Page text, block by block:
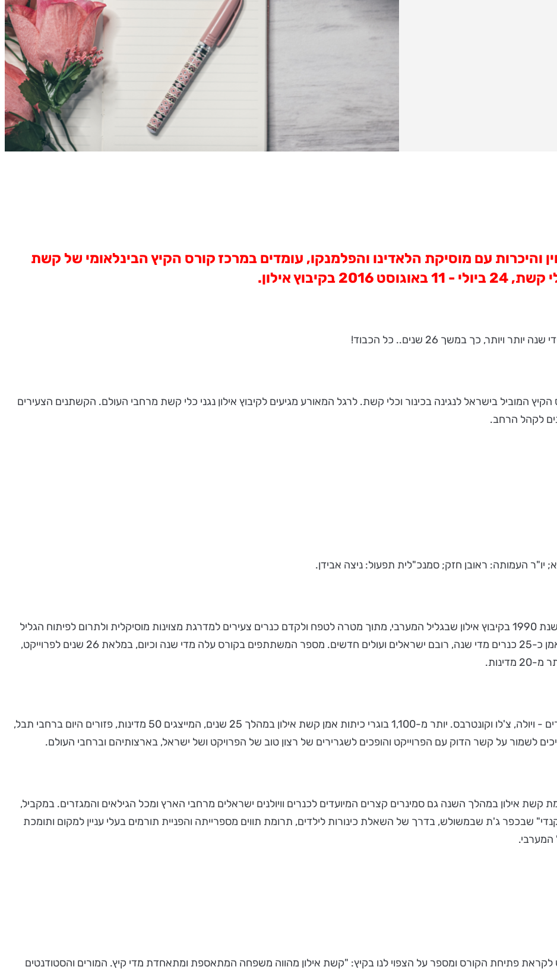
מנוחין והיכרות עם מוסיקת הלאדינו והפלמנקו, עומדים במרכז קורס הקיץ הבינלאומי של קשת
אילון.
כך במשך 26 שנים.. כל הכבוד!
המוביל בישראל לנגינה בכינור וכלי קשת. לרגל המאורע מגיעים לקיבוץ אילון נגני כלי קשת מרחבי העולם. הקשתנים הצעירים
לקהל הרחב.
יו"ר העמותה: ראובן חזק; סמנכ"לית תפעול: ניצה אבידן.
המרכז למוסיקה וכיתות אמן לכינור קשת אילון, הוקם בשנת 1990 בקיבוץ אילון שבגליל המערבי, מתוך מטרה לטפח ולקדם כנרים צעירים למדרגת מצוינות מוסיקלית ולתרום לפיתוח הגליל
הצפוני. בשנות הפעילות הראשונות השתתפו בכיתות האמן כ-25 כנרים מדי שנה, רובם ישראלים ועולים חדשים. מספר המשתתפים בקורס עלה מדי שנה וכיום, במלאת 26 שנים לפרוייקט,
בשנים האחרונות הצטרפו לקורס גם נגני כלי קשת אחרים - ויולה, צ'לו וקונטרבס. יותר מ-1,100 בוגרי כיתות אמן קשת אילון במהלך 25 שנים, המייצגים 50 מדינות, פזורים היום ברחבי תבל,
לשמור על קשר הדוק עם הפרוייקט והופכים לשגרירים של רצון טוב של הפרויקט ושל ישראל, בארצותיהם וברחבי העולם.
קשת אילון במהלך השנה גם סמינרים קצרים המיועדים לכנרים וויולנים ישראלים מרחבי הארץ ומכל הגילאים והמגזרים. במקביל,
שבכפר ג'ת שבמשולש, בדרך של השאלת כינורות לילדים, תרומת תווים מספרייתה והפניית תורמים בעלי עניין למקום ותומכת
המערבי.
לקראת פתיחת הקורס ומספר על הצפוי לנו בקיץ: "קשת אילון מהווה משפחה המתאספת ומתאחדת מדי קיץ. המורים והסטודנטים